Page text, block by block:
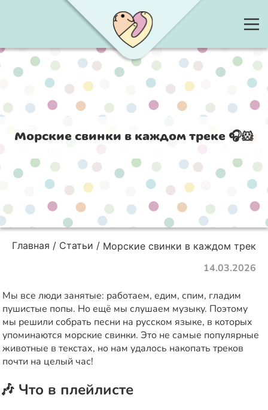
Морские свинки в каждом треке 🎧🐹
Главная Статьи Морские свинки в каждом треке
14.03.2026
Мы все люди занятые: работаем, едим, спим, гладим
пушистые попы. Но ещё мы слушаем музыку. Поэтому
мы решили собрать песни на русском языке, в которых
упоминаются морские свинки. Это не самые популярные
животные в текстах, но нам удалось накопать треков
почти на целый час!
🎶 Что в плейлисте